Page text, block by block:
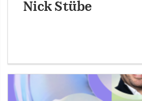
Nick Stübe